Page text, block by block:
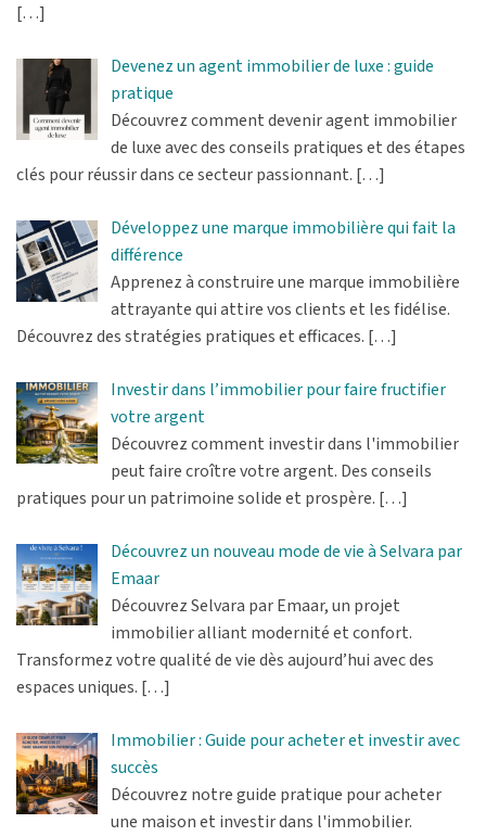
[…]
Devenez un agent immobilier de luxe : guide
pratique
Découvrez comment devenir agent immobilier
de luxe avec des conseils pratiques et des étapes
clés pour réussir dans ce secteur passionnant. […]
Développez une marque immobilière qui fait la
différence
Apprenez à construire une marque immobilière
attrayante qui attire vos clients et les fidélise.
Découvrez des stratégies pratiques et efficaces. […]
Investir dans l’immobilier pour faire fructifier
votre argent
Découvrez comment investir dans l'immobilier
peut faire croître votre argent. Des conseils
pratiques pour un patrimoine solide et prospère. […]
Découvrez un nouveau mode de vie à Selvara par
Emaar
Découvrez Selvara par Emaar, un projet
immobilier alliant modernité et confort.
Transformez votre qualité de vie dès aujourd’hui avec des
espaces uniques. […]
Immobilier : Guide pour acheter et investir avec
succès
Découvrez notre guide pratique pour acheter
une maison et investir dans l'immobilier.